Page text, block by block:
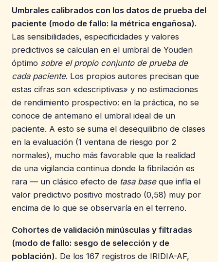
Umbrales calibrados con los datos de prueba del
paciente (modo de fallo: la métrica engañosa).
Las sensibilidades, especificidades y valores
predictivos se calculan en el umbral de Youden
óptimo sobre el propio conjunto de prueba de
cada paciente. Los propios autores precisan que
estas cifras son «descriptivas» y no estimaciones
de rendimiento prospectivo: en la práctica, no se
conoce de antemano el umbral ideal de un
paciente. A esto se suma el desequilibrio de clases
en la evaluación (1 ventana de riesgo por 2
normales), mucho más favorable que la realidad
de una vigilancia continua donde la fibrilación es
rara — un clásico efecto de tasa baseque infla el
valor predictivo positivo mostrado (0,58) muy por
encima de lo que se observaría en el terreno.
Cohortes de validación minúsculas y filtradas
(modo de fallo: sesgo de selección y de
población). De los 167 registros de IRIDIA-AF,